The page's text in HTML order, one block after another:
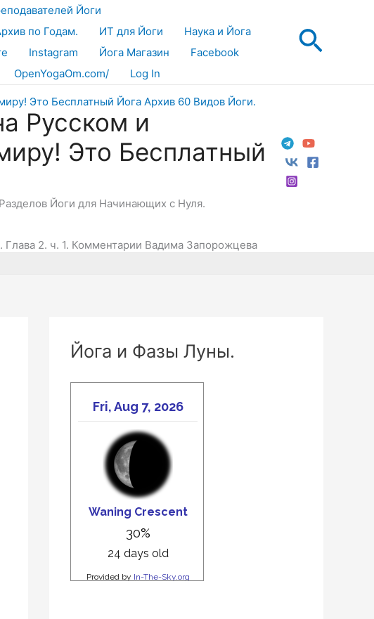
Йоги
по Годам. ИТ для Йоги
Наука и Йога
Instagram Йога Магазин
Facebook
OpenYogaOm.com/ Log In
Русском и
Это Бесплатный
Йоги для Начинающих с Нуля.
Глава 2. ч. 1. Комментарии Вадима Запорожцева
Йога и Фазы Луны.